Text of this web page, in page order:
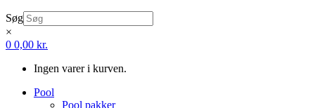
Søg
×
0 0,00 kr.
Ingen varer i kurven.
Pool
Pool pakker